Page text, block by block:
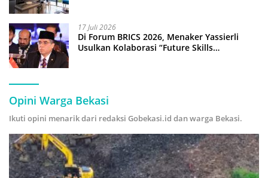
17 Juli 2026
Di Forum BRICS 2026, Menaker Yassierli
Usulkan Kolaborasi “Future Skills
Opini Warga Bekasi
Ikuti opini menarik dari redaksi Gobekasi.id dan warga Bekasi.